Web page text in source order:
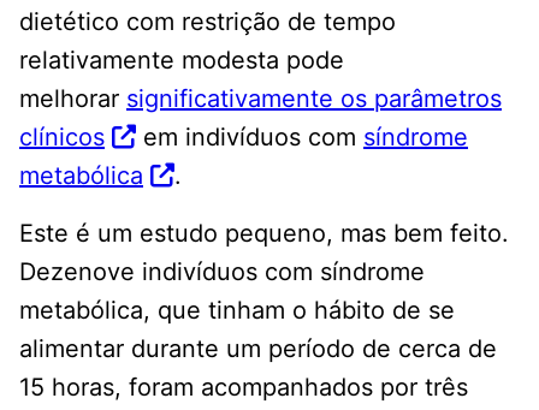
dietético com restrição de tempo
relativamente modesta pode
melhorar significativamente os parâmetros
clínicos
em indivíduos com síndrome
metabólica
.
Este é um estudo pequeno, mas bem feito.
Dezenove indivíduos com síndrome
metabólica, que tinham o hábito de se
alimentar durante um período de cerca de
15 horas, foram acompanhados por três